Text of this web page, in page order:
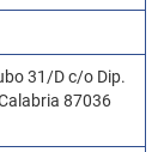
31/D c/o Dip.
87036